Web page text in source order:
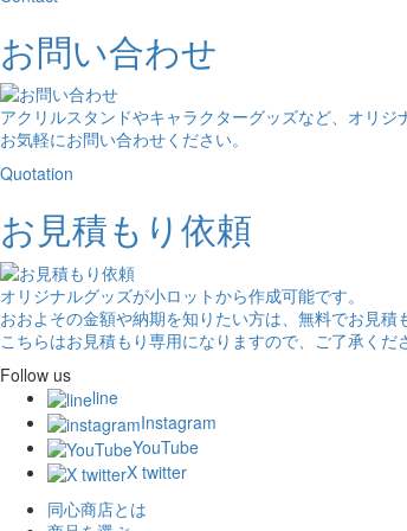
お問い合わせ
アクリルスタンドやキャラクターグッズなど、オリ
お気軽にお問い合わせください。
Quotation
お見積もり依頼
オリジナルグッズが小ロットから作成可能です。
おおよその金額や納期を知りたい方は、無料でお見積
こちらはお見積もり専用になりますので、ご了承くだ
Follow us
line
Instagram
YouTube
X twitter
同心商店とは